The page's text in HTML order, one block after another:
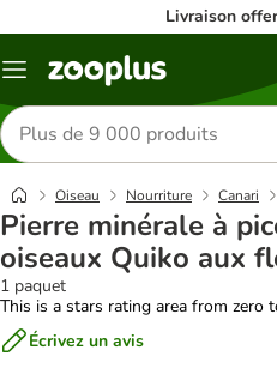
Livraison
Menu
Rechercher
des
produits
Oiseau Nourriture Canari
Pierre minérale à
oiseaux Quiko aux
1 paquet
This is a stars rating area from zero
Écrivez un avis